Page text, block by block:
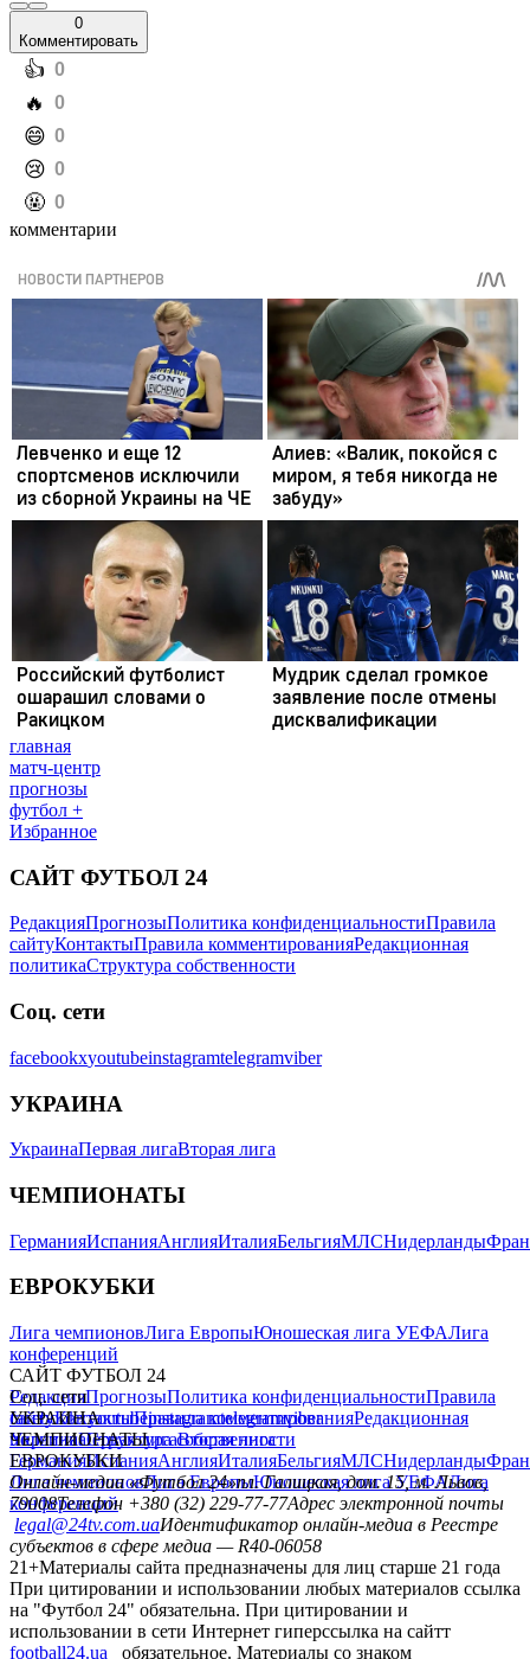
0
Комментировать
️👍 0
️🔥 0
️😄 0
️😢 0
️🤬 0
комментарии
главная
матч-центр
прогнозы
футбол +
Избранное
САЙТ ФУТБОЛ 24
РедакцияПрогнозыПолитика конфиденциальностиПравила
сайтуКонтактыПравила комментированияРедакционная
политикаСтруктура собственности
Соц. сети
facebookxyoutubeinstagramtelegramviber
УКРАИНА
УкраинаПервая лигаВторая лига
ЧЕМПИОНАТЫ
ГерманияИспанияАнглияИталияБельгияМЛСНидерланды
ЕВРОКУБКИ
Лига чемпионовЛига ЕвропыЮношеская лига УЕФАЛига
конференций
САЙТ ФУТБОЛ 24
РедакцияПрогнозыПолитика конфиденциальностиПравила
сайтуКонтактыПравила комментированияРедакционная
политикаСтруктура собственности
Соц. сети
facebookxyoutubeinstagramtelegramviber
УКРАИНА
УкраинаПервая лигаВторая лига
ЧЕМПИОНАТЫ
ГерманияИспанияАнглияИталияБельгияМЛСНидерланды
ЕВРОКУБКИ
Лига чемпионовЛига ЕвропыЮношеская лига УЕФАЛига
конференций
Онлайн-медиа «Футбол 24»пл. Галицкая, дом. 15, м. Львов,
79008Телефон +380 (32) 229-77-77Адрес электронной почты
legal@24tv.com.uaИдентификатор онлайн-медиа в Реестре
субъектов в сфере медиа — R40-06058
21+Материалы сайта предназначены для лиц старше 21 года
При цитировании и использовании любых материалов ссылка
на "Футбол 24" обязательна. При цитировании и
использовании в сети Интернет гиперссылка на сайтт
football24.ua
обязательное. Материалы со знаком